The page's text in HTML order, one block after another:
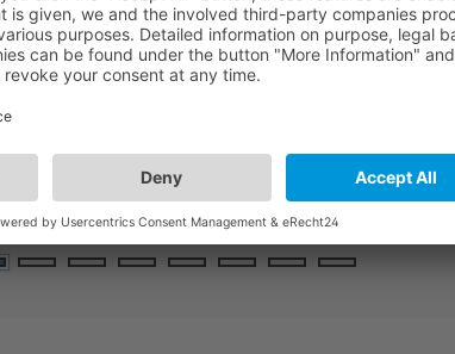
Equipo de emergencia Max. 25W | BLE y
Switch-Dim | LiFePO4